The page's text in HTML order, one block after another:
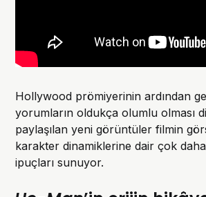
Hollywood prömiyerinin ardından
yorumların oldukça olumlu olması
paylaşılan yeni görüntüler filmin
karakter dinamiklerine dair çok
ipuçları sunuyor.